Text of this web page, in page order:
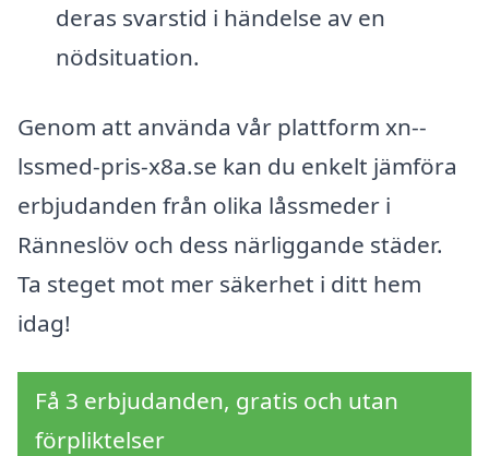
deras svarstid i händelse av en
nödsituation.
Genom att använda vår plattform xn--
lssmed-pris-x8a.se kan du enkelt jämföra
erbjudanden från olika låssmeder i
Ränneslöv och dess närliggande städer.
Ta steget mot mer säkerhet i ditt hem
idag!
Få 3 erbjudanden, gratis och utan
förpliktelser